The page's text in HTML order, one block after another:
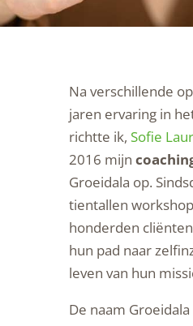
Na verschillende
jaren ervaring in
richtte ik, Sofie
2016 mijn
Groeidala op.
tientallen
honderden
hun pad naar
leven van hun
De naam Groeidala